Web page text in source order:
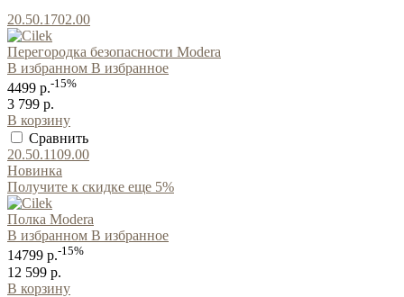
20.50.1702.00
Перегородка безопасности Modera
В избранном В избранное
4499 р.-15%
3 799 р.
В корзину
Сравнить
20.50.1109.00
Новинка
Получите к скидке еще 5%
Полка Modera
В избранном В избранное
14799 р.-15%
12 599 р.
В корзину